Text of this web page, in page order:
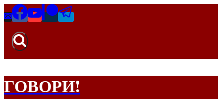
Перейти
до
вмісту
ГОВОРИ!